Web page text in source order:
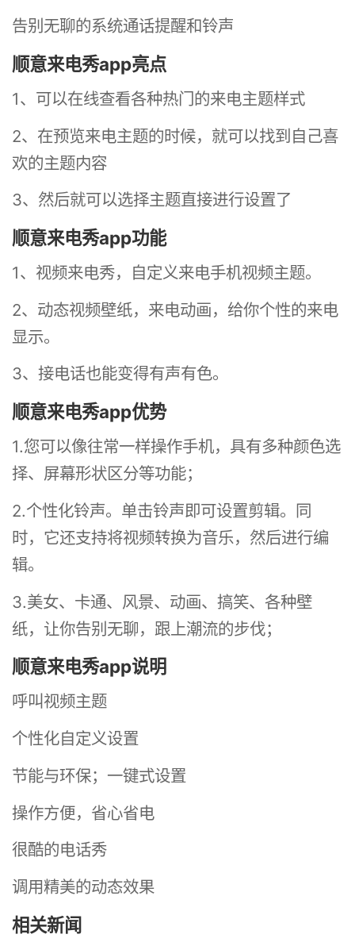
告别无聊的系统通话提醒和铃声
顺意来电秀app亮点
1、可以在线查看各种热门的来电主题样式
2、在预览来电主题的时候，就可以找到自己喜
欢的主题内容
3、然后就可以选择主题直接进行设置了
顺意来电秀app功能
1、视频来电秀，自定义来电手机视频主题。
2、动态视频壁纸，来电动画，给你个性的来电
显示。
3、接电话也能变得有声有色。
顺意来电秀app优势
1.您可以像往常一样操作手机，具有多种颜色选
择、屏幕形状区分等功能；
2.个性化铃声。单击铃声即可设置剪辑。同
时，它还支持将视频转换为音乐，然后进行编
辑。
3.美女、卡通、风景、动画、搞笑、各种壁
纸，让你告别无聊，跟上潮流的步伐；
顺意来电秀app说明
呼叫视频主题
个性化自定义设置
节能与环保；一键式设置
操作方便，省心省电
很酷的电话秀
调用精美的动态效果
相关新闻